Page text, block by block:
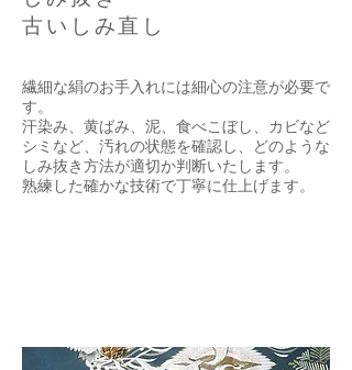
古いしみ直し
繊細な絹のお手入れには細心の注意が必要で
す。
汗染み、黄ばみ、泥、食べこぼし、カビなど
シミなど、汚れの状態を確認し、どのような
しみ抜き方法が適切か判断いたします。
熟練した確かな技術で丁寧に仕上げます。